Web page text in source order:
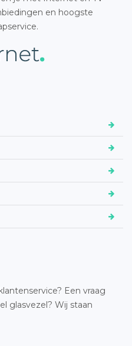
en hoogste
Een vraag
glasvezel? Wij staan